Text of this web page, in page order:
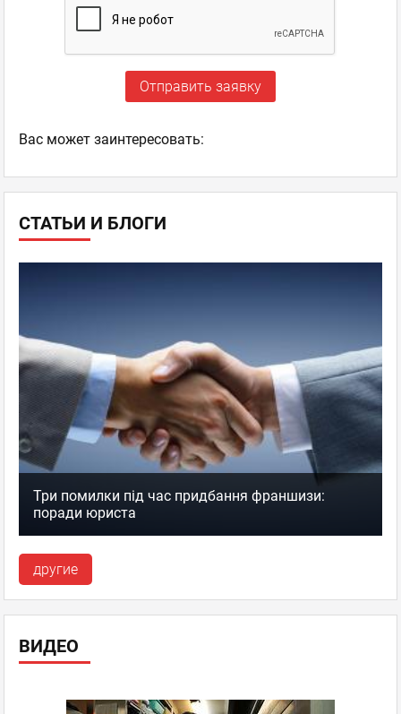
СТАТЬИ И БЛОГИ
Три помилки під час придбання франшизи:
поради юриста
другие
ВИДЕО
Ваc может заинтересовать: